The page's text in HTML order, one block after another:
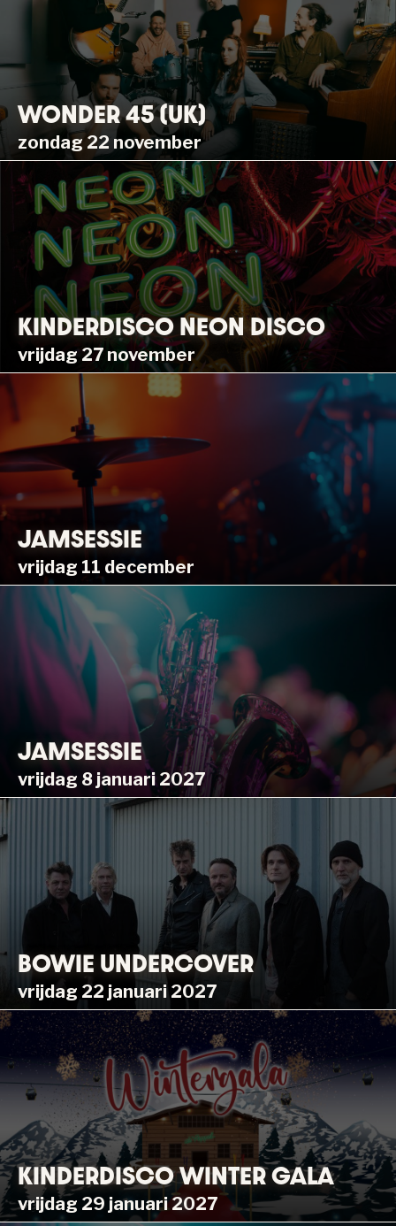
WONDER 45 (UK)
zondag 22 november
KINDERDISCO NEON DISCO
vrijdag 27 november
JAMSESSIE
vrijdag 11 december
JAMSESSIE
vrijdag 8 januari 2027
BOWIE UNDERCOVER
vrijdag 22 januari 2027
KINDERDISCO WINTER GALA
vrijdag 29 januari 2027